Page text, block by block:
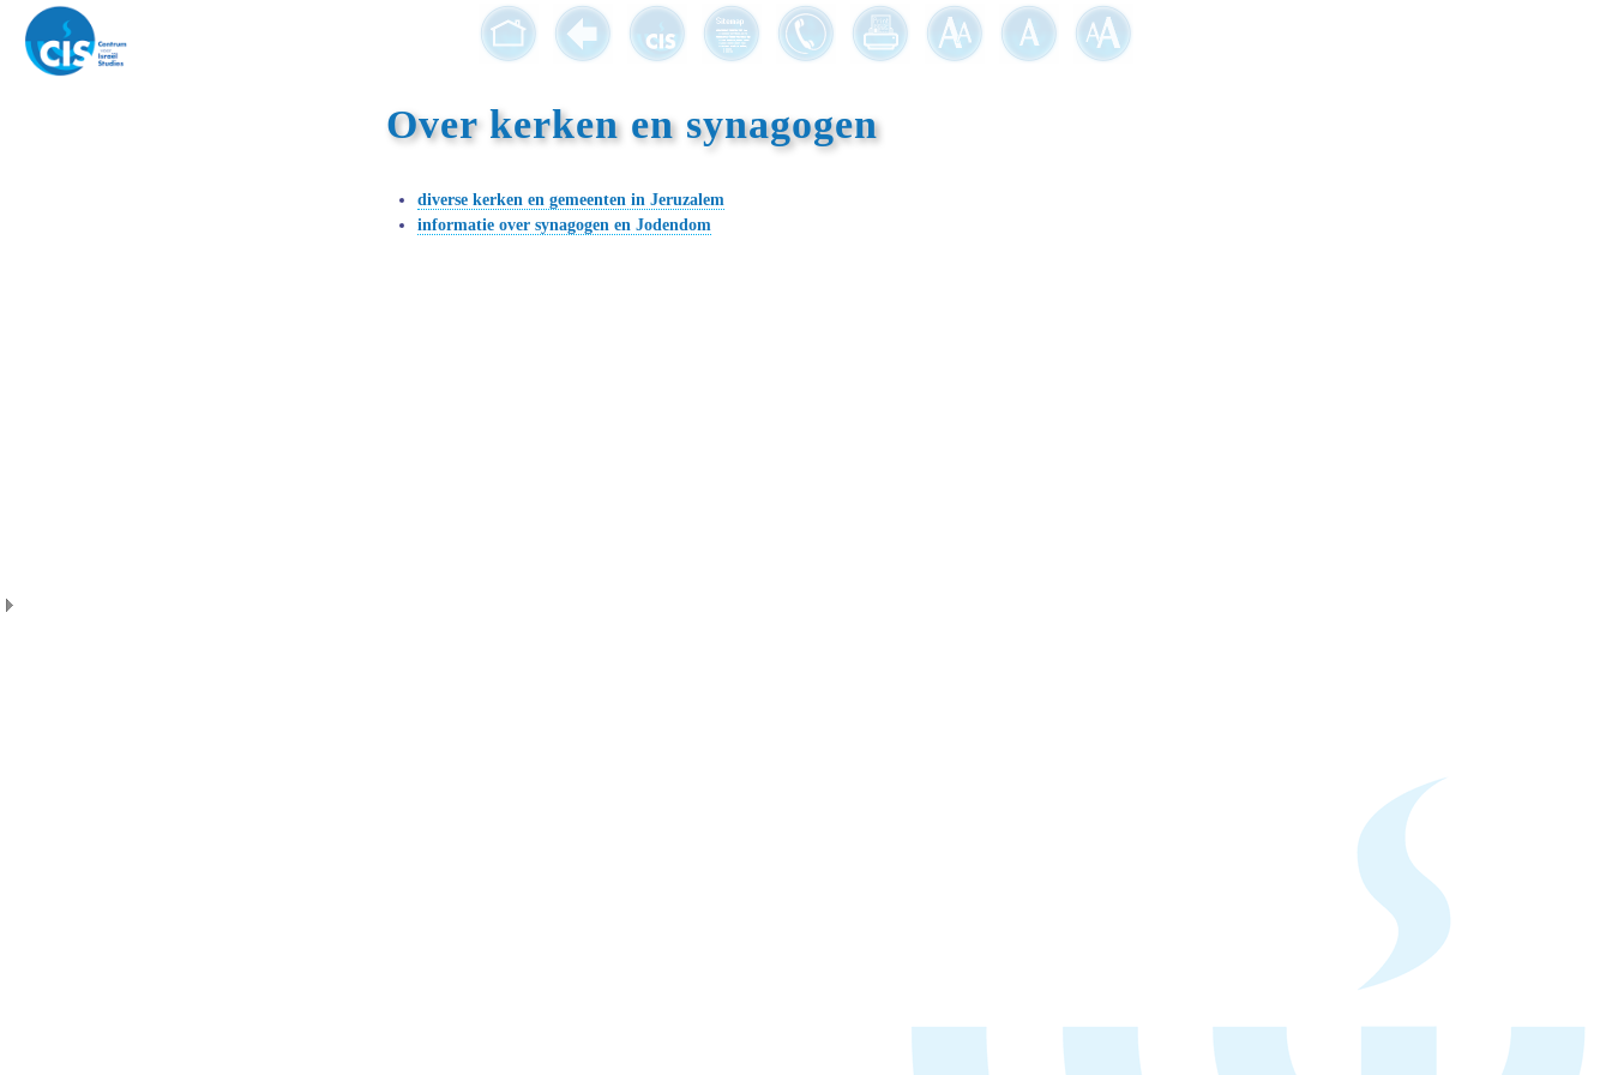
Over kerken en synagogen
diverse kerken en gemeenten in Jeruzalem
informatie over synagogen en Jodendom